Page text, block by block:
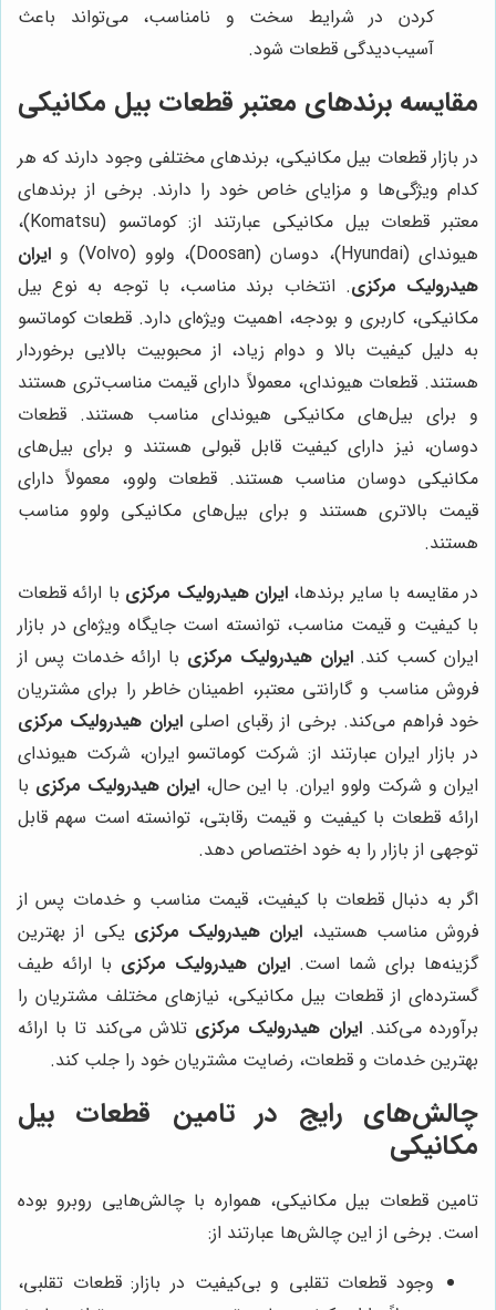
کردن در شرایط سخت و نامناسب، می‌تواند باعث
آسیب‌دیدگی قطعات شود.
مقایسه برندهای معتبر قطعات بیل مکانیکی
در بازار قطعات بیل مکانیکی، برندهای مختلفی وجود دارند که هر
کدام ویژگی‌ها و مزایای خاص خود را دارند. برخی از برندهای
معتبر قطعات بیل مکانیکی عبارتند از: کوماتسو (Komatsu)،
هیوندای (Hyundai)، دوسان (Doosan)، ولوو (Volvo) و
ایران
هیدرولیک مرکزی. انتخاب برند مناسب، با توجه به نوع بیل
مکانیکی، کاربری و بودجه، اهمیت ویژه‌ای دارد. قطعات کوماتسو
به دلیل کیفیت بالا و دوام زیاد، از محبوبیت بالایی برخوردار
هستند. قطعات هیوندای، معمولاً دارای قیمت مناسب‌تری هستند
و برای بیل‌های مکانیکی هیوندای مناسب هستند. قطعات
دوسان، نیز دارای کیفیت قابل قبولی هستند و برای بیل‌های
مکانیکی دوسان مناسب هستند. قطعات ولوو، معمولاً دارای
قیمت بالاتری هستند و برای بیل‌های مکانیکی ولوو مناسب
هستند.
در مقایسه با سایر برندها، ایران هیدرولیک مرکزی با ارائه قطعات
با کیفیت و قیمت مناسب، توانسته است جایگاه ویژه‌ای در بازار
ایران کسب کند.ایران هیدرولیک مرکزی با ارائه خدمات پس از
فروش مناسب و گارانتی معتبر، اطمینان خاطر را برای مشتریان
خود فراهم می‌کند. برخی از رقبای اصلیایران هیدرولیک مرکزی
در بازار ایران عبارتند از: شرکت کوماتسو ایران، شرکت هیوندای
ایران و شرکت ولوو ایران. با این حال،ایران هیدرولیک مرکزی با
ارائه قطعات با کیفیت و قیمت رقابتی، توانسته است سهم قابل
توجهی از بازار را به خود اختصاص دهد.
اگر به دنبال قطعات با کیفیت، قیمت مناسب و خدمات پس از
فروش مناسب هستید، ایران هیدرولیک مرکزی یکی از بهترین
گزینه‌ها برای شما است.ایران هیدرولیک مرکزی با ارائه طیف
گسترده‌ای از قطعات بیل مکانیکی، نیازهای مختلف مشتریان را
برآورده می‌کند.ایران هیدرولیک مرکزی تلاش می‌کند تا با ارائه
بهترین خدمات و قطعات، رضایت مشتریان خود را جلب کند.
چالش‌های رایج در تامین قطعات بیل
مکانیکی
تامین قطعات بیل مکانیکی، همواره با چالش‌هایی روبرو بوده
است. برخی از این چالش‌ها عبارتند از:
وجود قطعات تقلبی و بی‌کیفیت در بازار: قطعات تقلبی،